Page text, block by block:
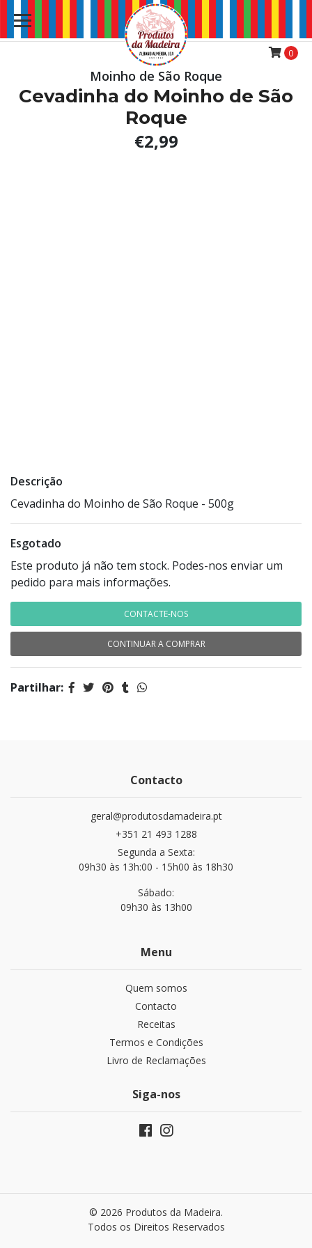
0
Moinho de São Roque
Cevadinha do Moinho de São
Roque
€2,99
Descrição
Cevadinha do Moinho de São Roque - 500g
Esgotado
Este produto já não tem stock. Podes-nos enviar um
pedido para mais informações.
CONTACTE-NOS
CONTINUAR A COMPRAR
Partilhar:
Contacto
geral@produtosdamadeira.pt
+351 21 493 1288
Segunda a Sexta:
09h30 às 13h:00 - 15h00 às 18h30
Sábado:
09h30 às 13h00
Menu
Quem somos
Contacto
Receitas
Termos e Condições
Livro de Reclamações
Siga-nos
© 2026 Produtos da Madeira.
Todos os Direitos Reservados